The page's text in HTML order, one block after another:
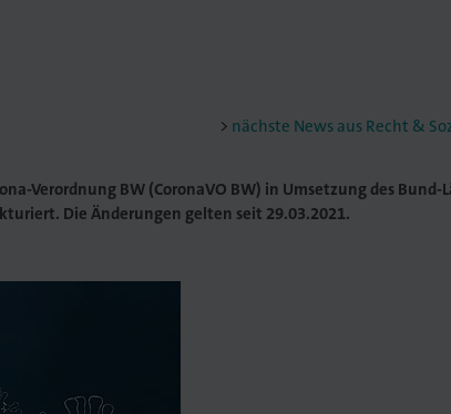
nächste News aus Recht &
Verordnung BW (CoronaVO BW) in Umsetzung des Bund-
Die Änderungen gelten seit 29.03.2021.